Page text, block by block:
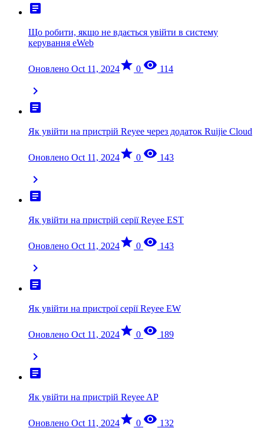
article
Що робити, якщо не вдається увійти в систему
керування eWeb
Оновлено Oct 11, 2024star 0 visibility 114
chevron_right
article
Як увійти на пристрій Reyee через додаток Ruijie Cloud
Оновлено Oct 11, 2024star 0 visibility 143
chevron_right
article
Як увійти на пристрій серії Reyee EST
Оновлено Oct 11, 2024star 0 visibility 143
chevron_right
article
Як увійти на пристрої серії Reyee EW
Оновлено Oct 11, 2024star 0 visibility 189
chevron_right
article
Як увійти на пристрій Reyee AP
Оновлено Oct 11, 2024star 0 visibility 132